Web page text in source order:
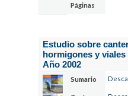
Páginas
Estudio sobre
hormigones y
Año 2002
Sumario